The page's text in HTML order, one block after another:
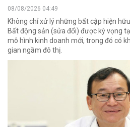
08/08/2026 04:49
Không chỉ xử lý những bất cập hiện
Bất động sản (sửa đổi) được kỳ vọng
mô hình kinh doanh mới, trong đó có
gian ngầm đô thị.